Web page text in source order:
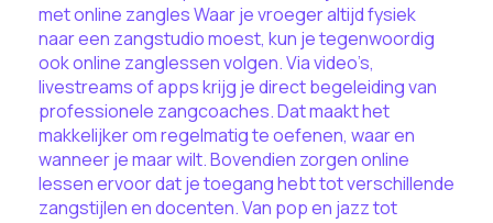
met online zangles Waar je vroeger altijd fysiek
naar een zangstudio moest, kun je tegenwoordig
ook online zanglessen volgen. Via video’s,
livestreams of apps krijg je direct begeleiding van
professionele zangcoaches. Dat maakt het
makkelijker om regelmatig te oefenen, waar en
wanneer je maar wilt. Bovendien zorgen online
lessen ervoor dat je toegang hebt tot verschillende
zangstijlen en docenten. Van pop en jazz tot